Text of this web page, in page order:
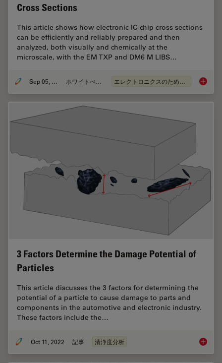
Cross Sections
This article shows how electronic IC-chip cross sections
can be efficiently and reliably prepared and then
analyzed, both visually and chemically at the
microscale, with the EM TXP and DM6 M LIBS…
Sep 05, 2023 ホワイトぺーパー エレクトロニクスのための断面解析
3 Factors Determine the Damage Potential of
Particles
This article discusses the 3 factors for determining the
potential of a particle to cause damage to parts and
components in the automotive and electronic industry.
These factors include the…
Oct 11, 2022 記事 清浄度分析 3